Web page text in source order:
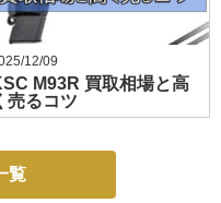
12/09
M93R 買取相場と高
売るコツ
覧